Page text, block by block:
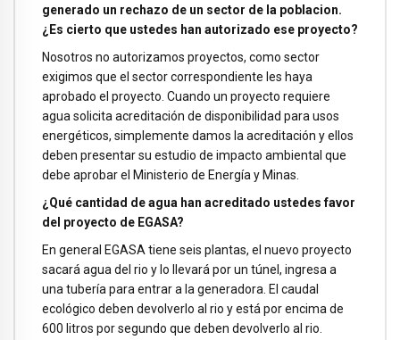
generado un rechazo de un sector de la poblacion.
¿Es cierto que ustedes han autorizado ese proyecto?
Nosotros no autorizamos proyectos, como sector
exigimos que el sector correspondiente les haya
aprobado el proyecto. Cuando un proyecto requiere
agua solicita acreditación de disponibilidad para usos
energéticos, simplemente damos la acreditación y ellos
deben presentar su estudio de impacto ambiental que
debe aprobar el Ministerio de Energía y Minas.
¿Qué cantidad de agua han acreditado ustedes favor
del proyecto de EGASA?
En general EGASA tiene seis plantas, el nuevo proyecto
sacará agua del rio y lo llevará por un túnel, ingresa a
una tubería para entrar a la generadora. El caudal
ecológico deben devolverlo al rio y está por encima de
600 litros por segundo que deben devolverlo al rio.